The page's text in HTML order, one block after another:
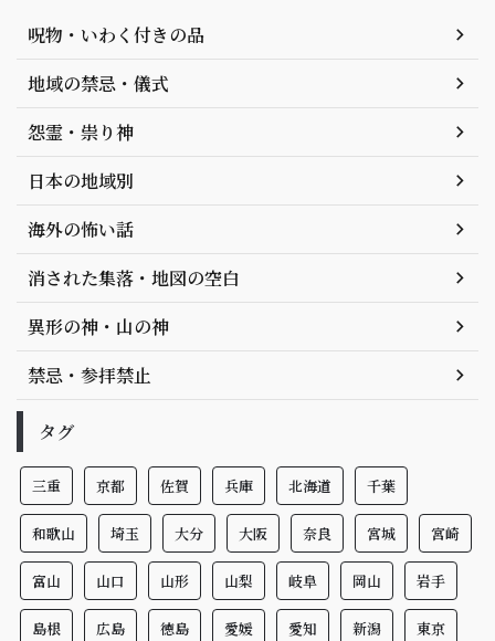
呪物・いわく付きの品
地域の禁忌・儀式
怨霊・祟り神
日本の地域別
海外の怖い話
消された集落・地図の空白
異形の神・山の神
禁忌・参拝禁止
タグ
三重 京都 佐賀 兵庫 北海道 千葉
和歌山 埼玉 大分 大阪 奈良 宮城 宮崎
富山 山口 山形 山梨 岐阜 岡山 岩手
島根 広島 徳島 愛媛 愛知 新潟 東京